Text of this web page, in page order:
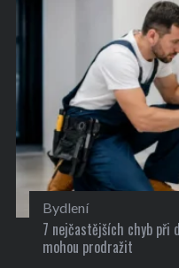
Bydlení
7 nejčastějších chyb při
mohou prodražit